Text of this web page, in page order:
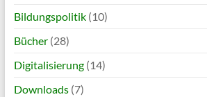
Bildungspolitik(10)
Bücher(28)
Digitalisierung(14)
Downloads(7)